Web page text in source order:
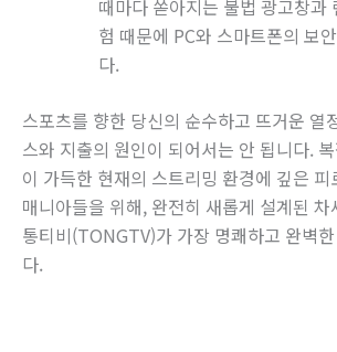
때마다 쏟아지는 불법 광고창과
험 때문에 PC와 스마트폰의 보
다.
스포츠를 향한 당신의 순수하고 뜨거운 열
스와 지출의 원인이 되어서는 안 됩니다.
이 가득한 현재의 스트리밍 환경에 깊은
매니아들을 위해, 완전히 새롭게 설계된
통티비(TONGTV)가 가장 명쾌하고 완벽
다.